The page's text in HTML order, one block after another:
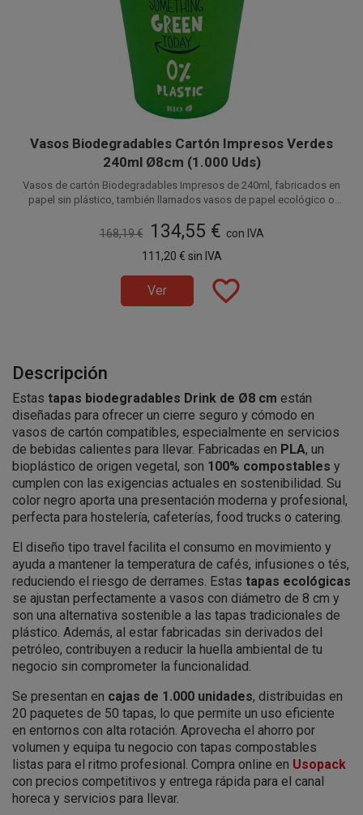
Vasos Biodegradables Cartón Impresos Verdes
240ml Ø8cm (1.000 Uds)
Vasos de cartón Biodegradables Impresos de 240ml, fabricados en
papel sin plástico, también llamados vasos de papel ecológico o
mejor opción y ecológica para disfrutar de tus vasos para café
desechables ecológicos y respetar el medio ambiente y la naturaleza.
paquetes de 50 unidades.
168,19 € 134,55 € con IVA
111,20 € sin IVA
Ver favorite_border
Descripción
Estas tapas biodegradables Drink de Ø8 cm están
diseñadas para ofrecer un cierre seguro y cómodo en
vasos de cartón compatibles, especialmente en servicios
de bebidas calientes para llevar. Fabricadas en PLA, un
bioplástico de origen vegetal, son 100% compostables y
cumplen con las exigencias actuales en sostenibilidad. Su
color negro aporta una presentación moderna y profesional,
perfecta para hostelería, cafeterías, food trucks o catering.
El diseño tipo travel facilita el consumo en movimiento y
ayuda a mantener la temperatura de cafés, infusiones o tés,
reduciendo el riesgo de derrames. Estas tapas ecológicas
se ajustan perfectamente a vasos con diámetro de 8 cm y
son una alternativa sostenible a las tapas tradicionales de
plástico. Además, al estar fabricadas sin derivados del
petróleo, contribuyen a reducir la huella ambiental de tu
negocio sin comprometer la funcionalidad.
Se presentan en cajas de 1.000 unidades, distribuidas en
20 paquetes de 50 tapas, lo que permite un uso eficiente
en entornos con alta rotación. Aprovecha el ahorro por
volumen y equipa tu negocio con tapas compostables
listas para el ritmo profesional. Compra online en Usopack
con precios competitivos y entrega rápida para el canal
horeca y servicios para llevar.